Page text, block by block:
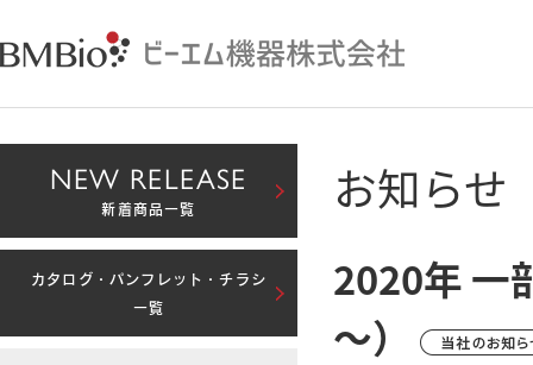
お知らせ
2020年 一
～）
NEW RELEASE
新着商品一覧
カタログ・パンフレット・チラシ
一覧